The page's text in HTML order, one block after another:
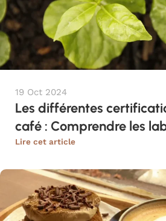
19 Oct 2024
Les différentes
café : Comprendre les
Lire cet article